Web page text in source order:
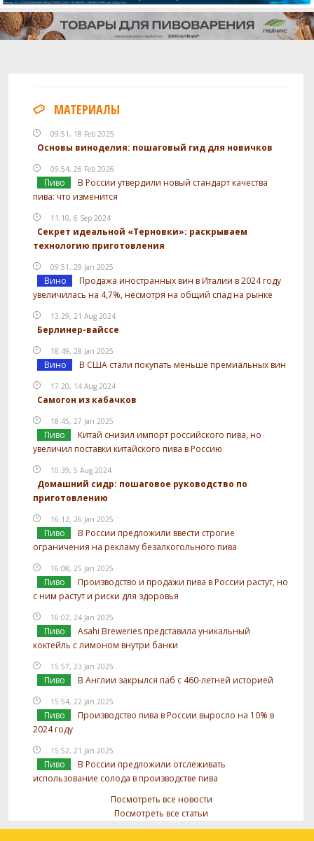
МАТЕРИАЛЫ
09:51, 18 Feb 2025
Основы виноделия: пошаговый гид для новичков
09:54, 26 Feb 2026
Пиво
В России утвердили новый стандарт качества
пива: что изменится
11:10, 6 Sep 2024
Секрет идеальной «Терновки»: раскрываем
технологию приготовления
09:51, 29 Jan 2025
Вино
Продажа иностранных вин в Италии в 2024 году
увеличилась на 4,7%, несмотря на общий спад на рынке
13:29, 21 Aug 2024
Берлинер-вайссе
18:49, 28 Jan 2025
Вино В США стали покупать меньше премиальных вин
17:20, 14 Aug 2024
Самогон из кабачков
18:45, 27 Jan 2025
Пиво
Китай снизил импорт российского пива, но
увеличил поставки китайского пива в Россию
10:39, 5 Aug 2024
Домашний сидр: пошаговое руководство по
приготовлению
16:12, 26 Jan 2025
Пиво
В России предложили ввести строгие
ограничения на рекламу безалкогольного пива
16:08, 25 Jan 2025
Пиво
Производство и продажи пива в России растут, но
с ним растут и риски для здоровья
16:02, 24 Jan 2025
Пиво
Asahi Breweries представила уникальный
коктейль с лимоном внутри банки
15:57, 23 Jan 2025
Пиво В Англии закрылся паб с 460-летней историей
15:54, 22 Jan 2025
Пиво
Производство пива в России выросло на 10% в
2024 году
15:52, 21 Jan 2025
Пиво
В России предложили отслеживать
использование солода в производстве пива
Посмотреть все новости
Посмотреть все статьи